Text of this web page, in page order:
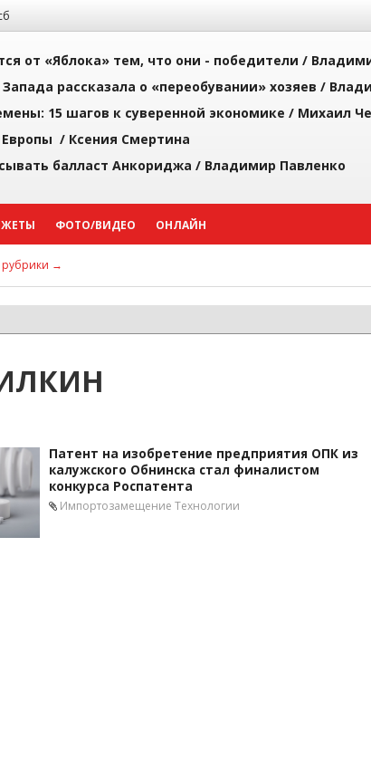
от «Яблока» тем, что они - победители /
рассказала о «переобувании» хозяев /
15 шагов к суверенной экономике / Михаил
/ Ксения Смертина
балласт Анкориджа / Владимир Павленко
ФОТО/ВИДЕО ОНЛАЙН
рубрики →
Патент на изобретение предприятия ОПК из
калужского Обнинска стал финалистом
конкурса Роспатента
Импортозамещение Технологии